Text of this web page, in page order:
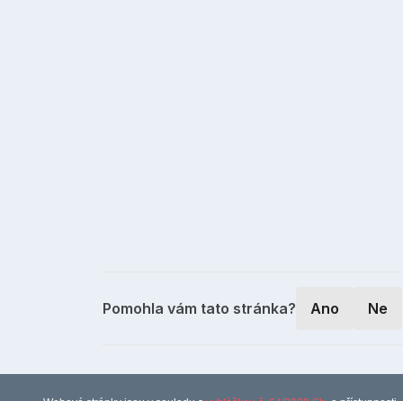
Pomohla vám tato stránka? Ano Ne